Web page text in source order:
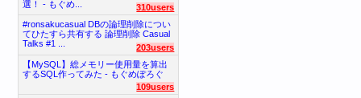
選！ - もぐめ...
310users
#ronsakucasual DBの論理削除につい
てひたすら共有する 論理削除 Casual
Talks #1 ...
203users
【MySQL】総メモリー使用量を算出
するSQL作ってみた - もぐめぽろぐ
109users